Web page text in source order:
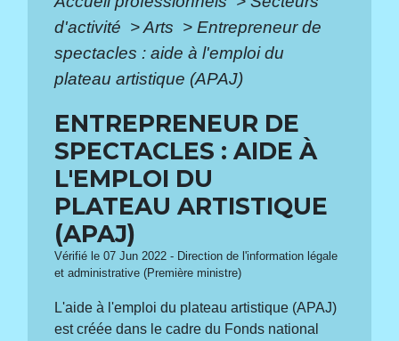
d'activité >Arts > Entrepreneur de
spectacles : aide à l'emploi du
plateau artistique (APAJ)
ENTREPRENEUR DE
SPECTACLES : AIDE À
L'EMPLOI DU
PLATEAU ARTISTIQUE
(APAJ)
Vérifié le 07 Jun 2022 - Direction de l'information légale
et administrative (Première ministre)
L'aide à l'emploi du plateau artistique (APAJ)
est créée dans le cadre du Fonds national